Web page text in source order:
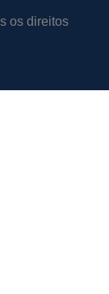
os direitos